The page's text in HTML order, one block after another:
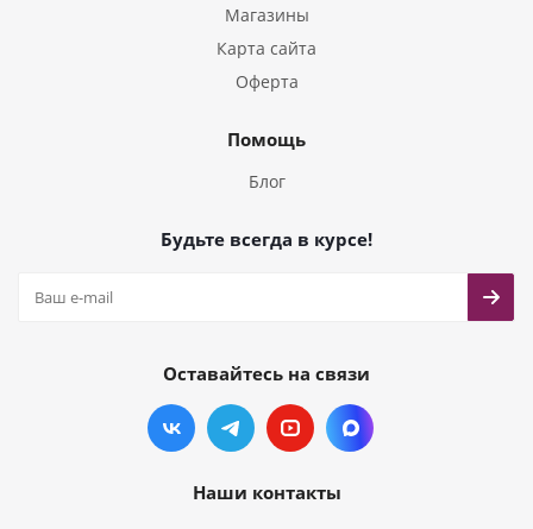
Магазины
Карта сайта
Оферта
Помощь
Блог
Будьте всегда в курсе!
Оставайтесь на связи
Наши контакты